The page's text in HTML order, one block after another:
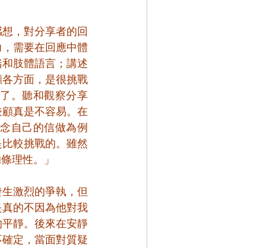
，對分享者的回
需要在回應中體
肢體語言；講述
方面，是很挑戰
。聽和觀察分享
真是不容易。在
自己的信做為例
較挑戰的。雖然
理性。」
激烈的爭執，但
的不因為他對我
靜。後來在安靜
定，當面對質疑